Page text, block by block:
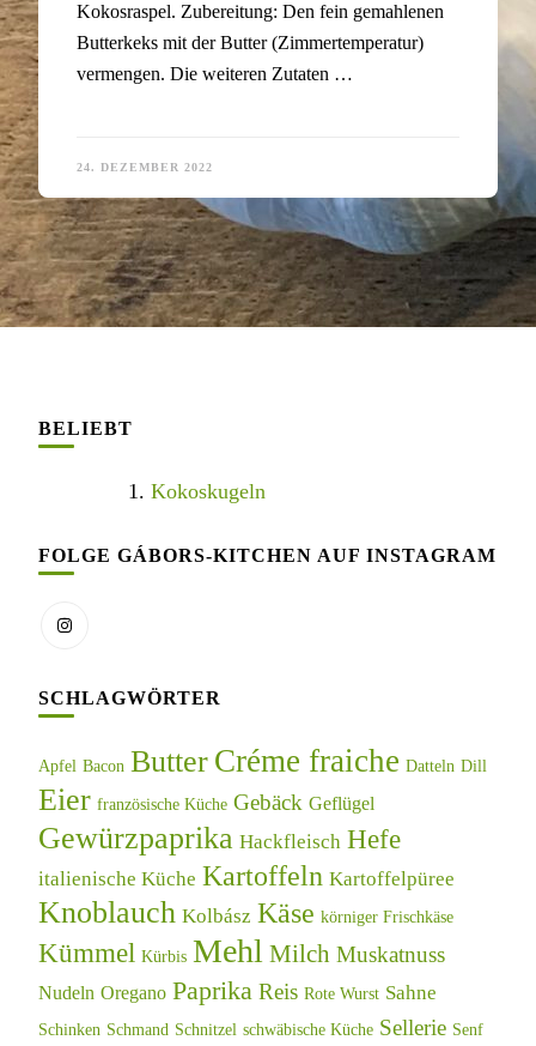
Kokosraspel. Zubereitung: Den fein gemahlenen
Butterkeks mit der Butter (Zimmertemperatur)
vermengen. Die weiteren Zutaten …
24. DEZEMBER 2022
BELIEBT
Kokoskugeln
FOLGE GÁBORS-KITCHEN AUF INSTAGRAM
SCHLAGWÖRTER
Apfel Bacon Butter Créme fraiche Datteln Dill
Eier französische Küche Gebäck Geflügel
Gewürzpaprika Hackfleisch Hefe
italienische Küche Kartoffeln Kartoffelpüree
Knoblauch Kolbász Käse körniger Frischkäse
Kümmel Kürbis Mehl Milch Muskatnuss
Nudeln Oregano Paprika Reis Rote Wurst Sahne
Schinken Schmand Schnitzel schwäbische Küche Sellerie Senf